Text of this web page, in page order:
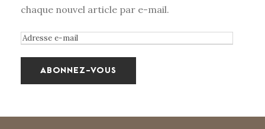
chaque nouvel article par e-mail.
A
e
s